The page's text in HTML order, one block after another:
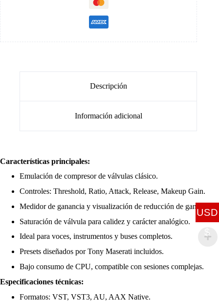
Descripción
Información adicional
Características principales:
Emulación de compresor de válvulas clásico.
Controles: Threshold, Ratio, Attack, Release, Makeup Gain.
Medidor de ganancia y visualización de reducción de ganancia.
Saturación de válvula para calidez y carácter analógico.
Ideal para voces, instrumentos y buses completos.
Presets diseñados por Tony Maserati incluidos.
Bajo consumo de CPU, compatible con sesiones complejas.
Especificaciones técnicas:
Formatos: VST, VST3, AU, AAX Native.
USD
$